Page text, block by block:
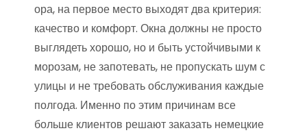
ора, на первое место выходят два критерия:
качество и комфорт. Окна должны не просто
выглядеть хорошо, но и быть устойчивыми к
морозам, не запотевать, не пропускать шум с
улицы и не требовать обслуживания каждые
полгода. Именно по этим причинам все
больше клиентов решают заказать немецкие